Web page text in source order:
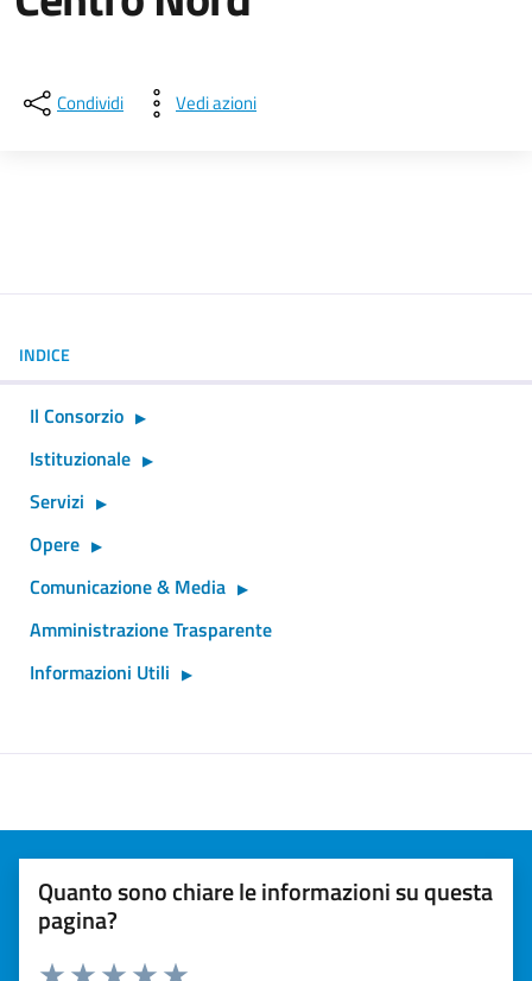
Condividi Vedi azioni
INDICE
Il Consorzio
Istituzionale
Servizi
Opere
Comunicazione & Media
Amministrazione Trasparente
Informazioni Utili
Quanto sono chiare le informazioni su questa
pagina?